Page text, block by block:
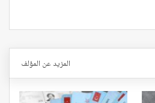
المزيد عن المؤلف